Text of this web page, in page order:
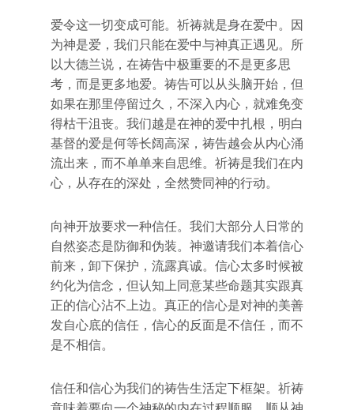
爱令这一切变成可能。祈祷就是身在爱中。因
为神是爱，我们只能在爱中与神真正遇见。所
以大德兰说，在祷告中极重要的不是更多思
考，而是更多地爱。祷告可以从头脑开始，但
如果在那里停留过久，不深入内心，就难免变
得枯干沮丧。我们越是在神的爱中扎根，明白
基督的爱是何等长阔高深，祷告越会从内心涌
流出来，而不单单来自思维。祈祷是我们在内
心，从存在的深处，全然赞同神的行动。
向神开放要求一种信任。我们大部分人日常的
自然姿态是防御和伪装。神邀请我们本着信心
前来，卸下保护，流露真诚。信心太多时候被
约化为信念，但认知上同意某些命题其实跟真
正的信心沾不上边。真正的信心是对神的美善
发自心底的信任，信心的反面是不信任，而不
是不相信。
信任和信心为我们的祷告生活定下框架。祈祷